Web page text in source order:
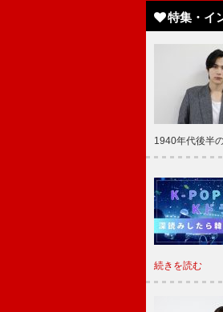
特集・イ
1940年代後半
続きを読む